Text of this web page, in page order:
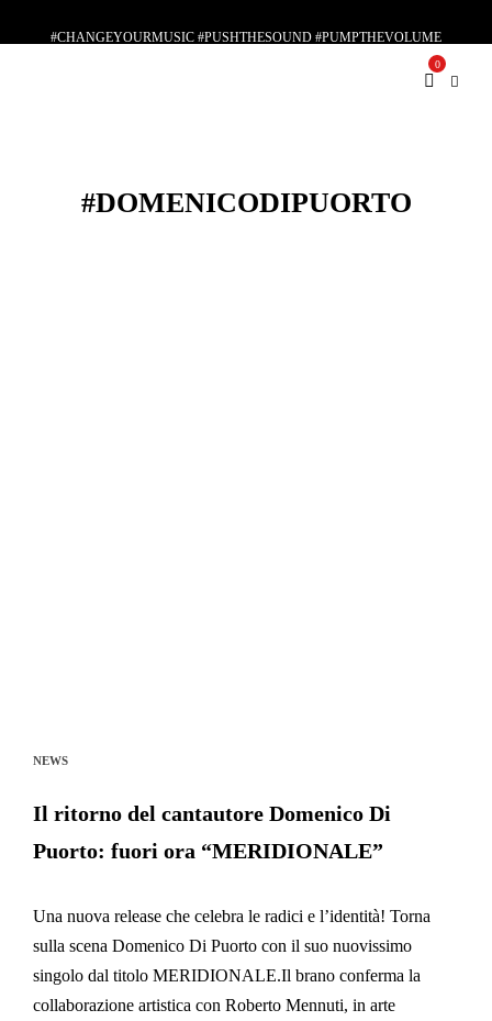
#CHANGEYOURMUSIC #PUSHTHESOUND #PUMPTHEVOLUME
0
#DOMENICODIPUORTO
NEWS
Il ritorno del cantautore Domenico Di
Puorto: fuori ora “MERIDIONALE”
Una nuova release che celebra le radici e l’identità! Torna
sulla scena Domenico Di Puorto con il suo nuovissimo
singolo dal titolo MERIDIONALE.Il brano conferma la
collaborazione artistica con Roberto Mennuti, in arte